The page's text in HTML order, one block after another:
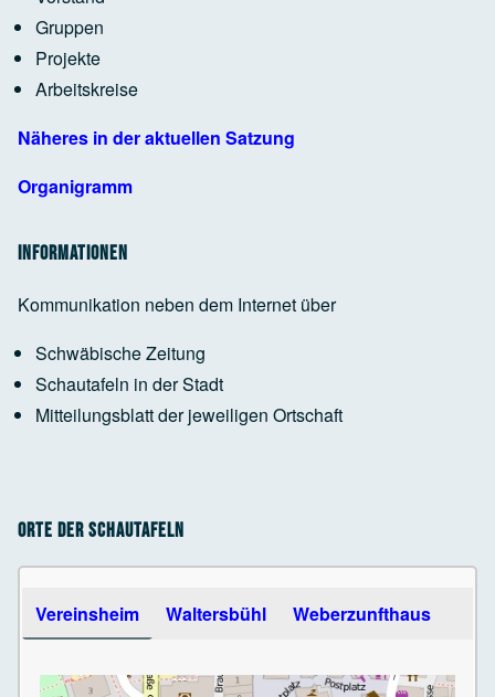
Google Maps Generator
Gruppen
Projekte
Arbeitskreise
Näheres in der aktuellen Satzung
Organigramm
Informationen
Kommunikation neben dem Internet über
Schwäbische Zeitung
Schautafeln in der Stadt
Mitteilungsblatt der jeweiligen Ortschaft
Orte der Schautafeln
Use the arrow keys to navigate between tabs
Vereinsheim Waltersbühl Weberzunfthaus